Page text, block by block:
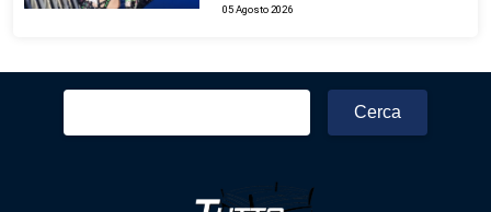
05 Agosto 2026
Ricerca